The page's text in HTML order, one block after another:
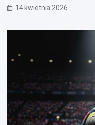
14 kwietnia 2026